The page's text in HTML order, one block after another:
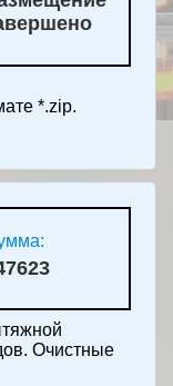
*.zip.
Очистные